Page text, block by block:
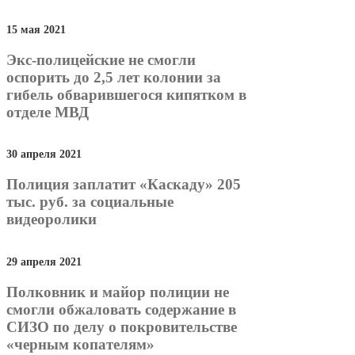
15 мая 2021
Экс-полицейские не смогли
оспорить до 2,5 лет колонии за
гибель обварившегося кипятком в
отделе МВД
30 апреля 2021
Полиция заплатит «Каскаду» 205
тыс. руб. за социальные
видеоролики
29 апреля 2021
Полковник и майор полиции не
смогли обжаловать содержание в
СИЗО по делу о покровительстве
«черным копателям»